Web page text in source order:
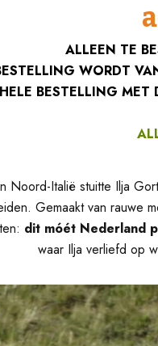
ALLEEN TE
WORDT
BESTELLING
Noord-Italië stuitte Ilja
Gemaakt van rauwe
dit móét Nederland
waar Ilja verliefd op